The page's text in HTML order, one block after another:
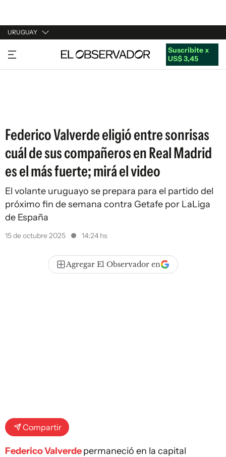
URUGUAY
URUGUAY
ARGENTINA
Suscribite x
US$ 3,45
Federico Valverde eligió entre sonrisas
cuál de sus compañeros en Real Madrid
es el más fuerte; mirá el video
El volante uruguayo se prepara para el partido del
próximo fin de semana contra Getafe por LaLiga
de España
15 de octubre 2025 14:24 hs
Agregar El Observador en
Compartir
Federico Valverdepermaneció en la capital